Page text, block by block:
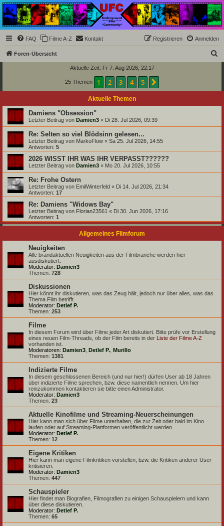
Underground Film
Community
Die Underground Film Community ist ein deutschsprachiges Filmforum und ein Paradies
für Cineasten und Filmsüchtige jenseits des Mainstreams.
FAQ Filme A-Z Kontakt Anmelden
Registrieren
Foren-Übersicht
Aktuelle Zeit: Fr 7. Aug 2026, 22:17
25 Themen 1 2 3 4 5
Aktuelle Themen
Damiens "Obsession"
Letzter Beitrag von Damien3 « Di 28. Jul 2026, 09:39
Re: Selten so viel Blödsinn gelesen...
Letzter Beitrag von MarkoFlow « Sa 25. Jul 2026, 14:55
Antworten: 5
2026 WISST IHR WAS IHR VERPASST??????
Letzter Beitrag von Damien3 « Mo 20. Jul 2026, 10:55
Re: Frohe Ostern
Letzter Beitrag von EmilWinterfeld « Di 14. Jul 2026, 21:34
Antworten: 17
Re: Damiens "Widows Bay"
Letzter Beitrag von Florian23561 « Di 30. Jun 2026, 17:16
Antworten: 1
Allgemeines Filmforum
Neuigkeiten
Alle brandaktuellen Neuigkeiten aus der Filmbranche werden hier
ausdiskutiert.
Moderator: Damien3
Themen: 728
Diskussionen
Hier könnt ihr diskutieren, was das Zeug hält, jedoch nur über alles, was das
Thema Film betrifft.
Moderator: Detlef P.
Themen: 253
Filme
In diesem Forum wird über Filme jeder Art diskutiert. Bitte prüfe vor Erstellung
eines neuen Film-Threads, ob der Film bereits in der Liste der Filme A-Z
vorhanden ist.
Moderatoren: Damien3 Detlef P. Murillo
Themen: 1381
Indizierte Filme
In diesem geschlossenen Bereich (und nur hier!) dürfen User ab 18 Jahren
über indizierte Filme sprechen, bzw. diese namentlich nennen. Um hier
reinzukommen kontaktieren sie bitte einen Administrator.
Moderator: Damien3
Themen: 23
Aktuelle Kinofilme und Streaming-Neuerscheinungen
Hier kann man sich über Filme unterhalten, die zur Zeit oder bald im Kino
laufen oder auf Streaming-Plattformen veröffentlicht werden.
Moderator: Detlef P.
Themen: 12
Eigene Kritiken
Hier kann man eigene Filmkritiken vorstellen, bzw. die Kritiken anderer User
kritisieren.
Moderator: Damien3
Themen: 447
Schauspieler
Hier findet man Biografien, Filmografien zu einigen Schauspielern und kann
über diese diskutieren.
Moderator: Detlef P.
Themen: 65